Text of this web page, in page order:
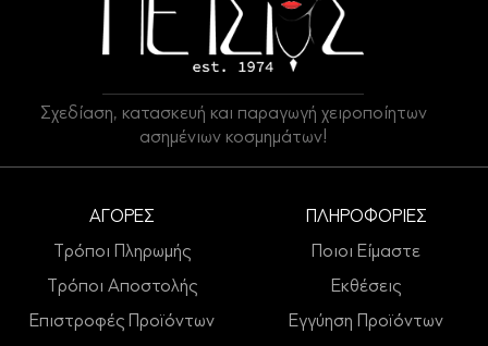
Σχεδίαση, κατασκευή και παραγωγή χειροποίητων
ασημένιων κοσμημάτων!
ΑΓΟΡΕΣ
Τρόποι Πληρωμής
Τρόποι Αποστολής
Επιστροφές Προϊόντων
ΠΛΗΡΟΦΟΡΙΕΣ
Ποιοι Είμαστε
Εκθέσεις
Εγγύηση Προϊόντων